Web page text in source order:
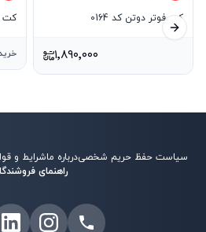
کت
کت فوتر دوتن کد 0164
۱٬۸۹۰٬۰۰۰
بعدی
سیاست حفظ حریم شخصیدرباره ماشرایط و
راهنمای